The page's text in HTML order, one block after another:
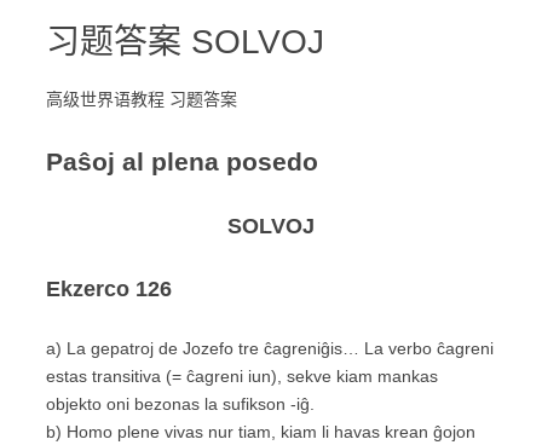
习题答案 SOLVOJ
高级世界语教程 习题答案
Paŝoj al plena posedo
SOLVOJ
Ekzerco 126
a) La gepatroj de Jozefo tre ĉagreniĝis… La verbo ĉagreni
estas transitiva (= ĉagreni iun) , sekve kiam mankas
objekto oni bezonas la sufikson -iĝ.
b) Homo plene vivas nur tiam, kiam li havas krean ĝojon